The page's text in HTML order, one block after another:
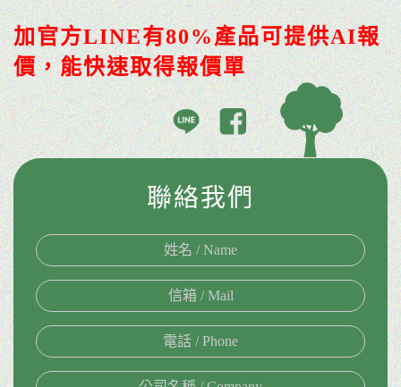
加官方LINE有80%產品可提供AI報
價，能快速取得報價單
聯絡我們